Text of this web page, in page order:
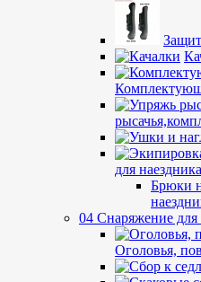
для наездника
Брюки
04 Снаряжение для
Оголовья,